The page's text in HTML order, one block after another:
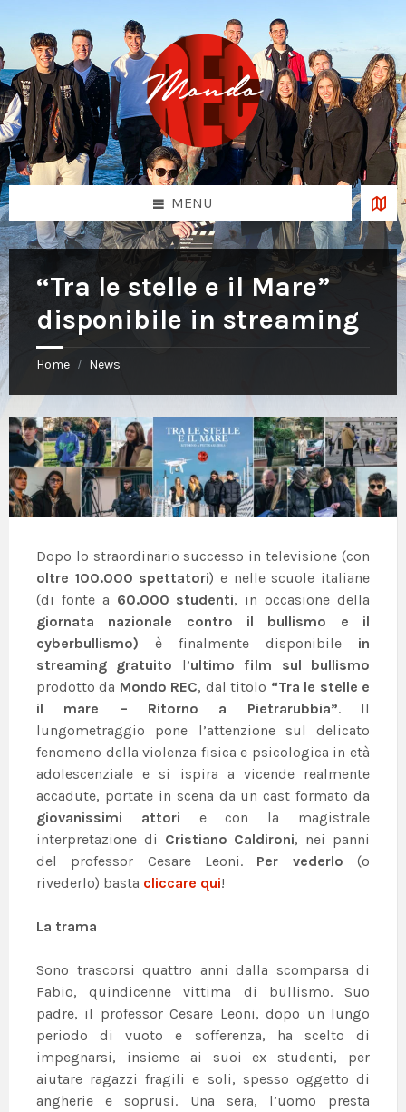
content
sidebar
footer
MENU
“Tra le stelle e il Mare”
disponibile in streaming
Home / News
Dopo lo straordinario successo in televisione (con
oltre 100.000 spettatori) e nelle scuole italiane
(di fonte a 60.000 studenti, in occasione della
giornata nazionale contro il bullismo e il
cyberbullismo) è finalmente disponibile in
streaming gratuito l’ultimo film sul bullismo
prodotto da Mondo REC, dal titolo “Tra le stelle e
il mare – Ritorno a Pietrarubbia”. Il
lungometraggio pone l’attenzione sul delicato
fenomeno della violenza fisica e psicologica in età
adolescenziale e si ispira a vicende realmente
accadute, portate in scena da un cast formato da
giovanissimi attori e con la magistrale
interpretazione di Cristiano Caldironi, nei panni
del professor Cesare Leoni. Per vederlo (o
rivederlo) basta cliccare qui!
La trama
Sono trascorsi quattro anni dalla scomparsa di
Fabio, quindicenne vittima di bullismo. Suo
padre, il professor Cesare Leoni, dopo un lungo
periodo di vuoto e sofferenza, ha scelto di
impegnarsi, insieme ai suoi ex studenti, per
aiutare ragazzi fragili e soli, spesso oggetto di
angherie e soprusi. Una sera, l’uomo presta